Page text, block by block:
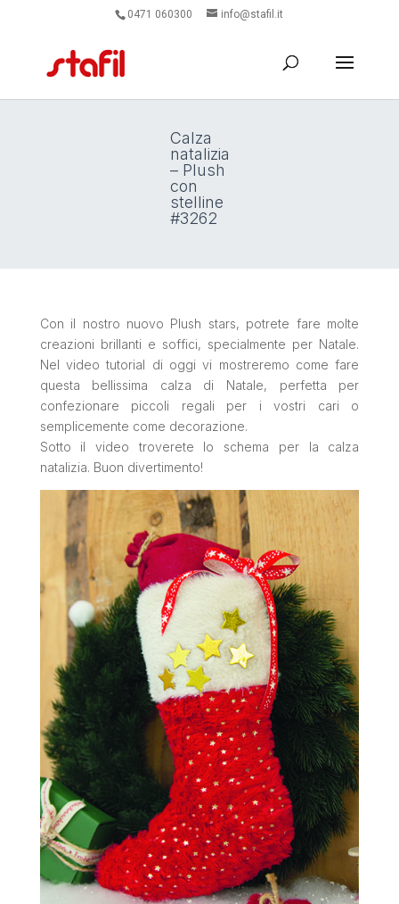
0471 060300 info@stafil.it
Calza
natalizia
– Plush
con
stelline
#3262
Con il nostro nuovo Plush stars, potrete fare molte
creazioni brillanti e soffici, specialmente per Natale.
Nel video tutorial di oggi vi mostreremo come fare
questa bellissima calza di Natale, perfetta per
confezionare piccoli regali per i vostri cari o
semplicemente come decorazione.
Sotto il video troverete lo schema per la calza
natalizia. Buon divertimento!